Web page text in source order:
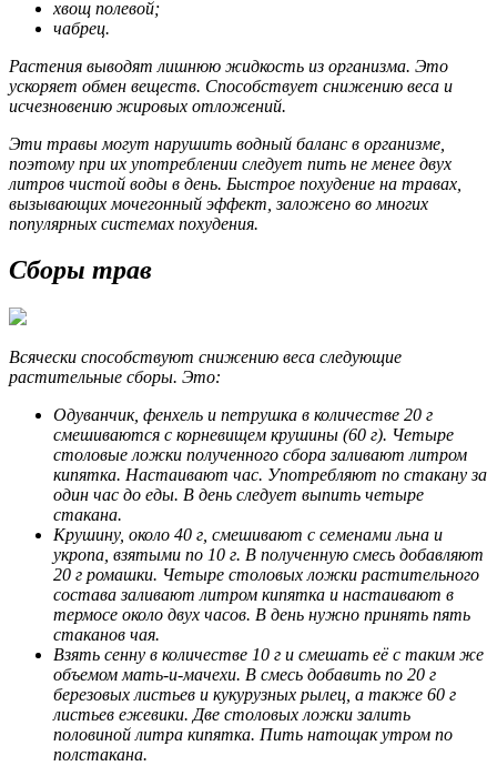
хвощ полевой;
чабрец.
Растения выводят лишнюю жидкость из организма. Это
ускоряет обмен веществ. Способствует снижению веса и
исчезновению жировых отложений.
Эти травы могут нарушить водный баланс в организме,
поэтому при их употреблении следует пить не менее двух
литров чистой воды в день. Быстрое похудение на травах,
вызывающих мочегонный эффект, заложено во многих
популярных системах похудения.
Сборы трав
Всячески способствуют снижению веса следующие
растительные сборы. Это:
Одуванчик, фенхель и петрушка в количестве 20 г
смешиваются с корневищем крушины (60 г). Четыре
столовые ложки полученного сбора заливают литром
кипятка. Настаивают час. Употребляют по стакану за
один час до еды. В день следует выпить четыре
стакана.
Крушину, около 40 г, смешивают с семенами льна и
укропа, взятыми по 10 г. В полученную смесь добавляют
20 г ромашки. Четыре столовых ложки растительного
состава заливают литром кипятка и настаивают в
термосе около двух часов. В день нужно принять пять
стаканов чая.
Взять сенну в количестве 10 г и смешать её с таким же
объемом мать-и-мачехи. В смесь добавить по 20 г
березовых листьев и кукурузных рылец, а также 60 г
листьев ежевики. Две столовых ложки залить
половиной литра кипятка. Пить натощак утром по
полстакана.